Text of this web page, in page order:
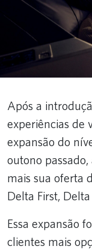
Após a
experiências de
expansão do
outono
mais sua oferta
Delta First,
Essa expansão
clientes mais